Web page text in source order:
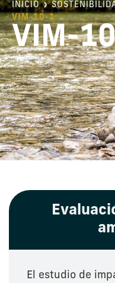
INICIO
VIM-10-1
VIM-
El estudio de